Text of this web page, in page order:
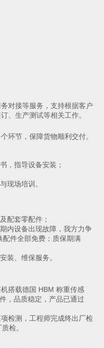
对接等服务，支持根据客户
、生产测试等相关工作。
环节，保障货物顺利交付。
，指导设备安装；
现场培训。
配套零配件；
内设备出现故障，我方力争
配件全部免费；质保期满
装、维保服务。
搭载德国 HBM 称重传感
，品质稳定，产品已通过
检测，工程师完成终出厂检
检。